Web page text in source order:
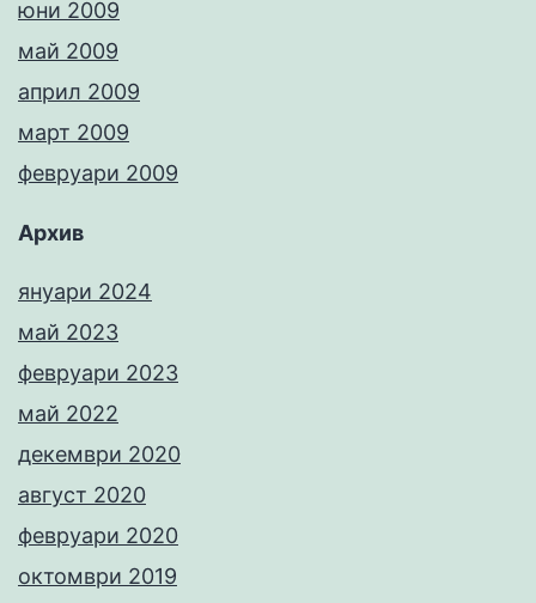
юни 2009
май 2009
април 2009
март 2009
февруари 2009
Архив
януари 2024
май 2023
февруари 2023
май 2022
декември 2020
август 2020
февруари 2020
октомври 2019